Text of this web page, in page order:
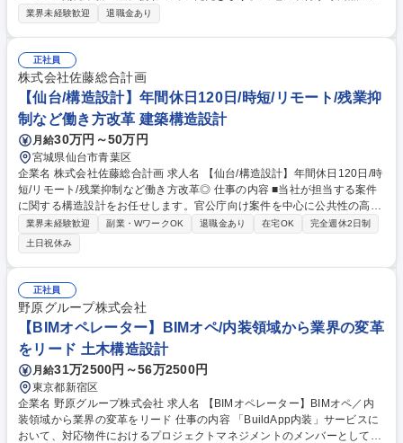
画、設計・施工管理との調整、販売支援まで、プロジェクトをトータルに
ン・行政・近隣住民との技術的調整 企画開発部門との連携による事業構想
の技術的支援策定◎引渡し後のフォロー業務 ☆契約社員・業務委託等のプ
ロジェクト単位の参画も検討可能ですので、ご希望の方はご相談くださ
い。 【変更の範囲】当社が定める業務全般 募集職種 ☆ベテラン歓迎【岡
山/北区】建築士有資格者(まちづくり企画・技術推進担当)
業界未経験歓迎 退職金あり
正社員
株式会社佐藤総合計画
【仙台/構造設計】年間休日120日/時短/リモート/残業抑
制など働き方改革 建築構造設計
月給30万円～50万円
宮城県仙台市青葉区
企業名 株式会社佐藤総合計画 求人名 【仙台/構造設計】年間休日120日/時
短/リモート/残業抑制など働き方改革◎ 仕事の内容 ■当社が担当する案件
に関する構造設計をお任せします。官公庁向け案件を中心に公共性の高い
建物など幅広く参画します。 仕事内容の変更の範囲：当社業務全般 ≪案
件≫商業施設や公共施設・マンションなど様々で、国内物件はもちろん今
後は海外物件にも注力していきます。 ≪出張≫月に2～3回程度発生いた
します。 ≪社風≫のびのびとした社風です。社員は皆、積極的に相手の意
見を聞き、取り入れ合うことで良いものを作っていこうという気概に溢れ
ています 募集職種 【仙台/構造設計】年間休日120日/時短/リモート/残業
抑制など働き方改革◎
業界未経験歓迎 副業・WワークOK 退職金あり 在宅OK
完全週休2日制
土日祝休み
正社員
野原グループ株式会社
【BIMオペレーター】BIMオペ/内装領域から業界の変革
をリード 土木構造設計
月給31万2500円～56万2500円
東京都新宿区
企業名 野原グループ株式会社 求人名 【BIMオペレーター】BIMオペ／内
装領域から業界の変革をリード 仕事の内容 「BuildApp内装」サービスに
おいて、対応物件におけるプロジェクトマネジメントのメンバーとして、